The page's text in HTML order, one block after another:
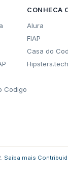
Codigo
CONHECA
Alura
FIAP
Casa do
Hipsters.tech
Saiba mais